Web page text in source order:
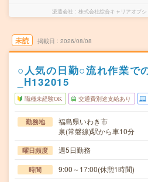
派遣会社 株式会社綜合キャリアオプ
未読 掲載日 2026/08/08
○人気の日勤○流れ作業で
_H132015
職種未経験OK 交通費別途支給あり
勤務地
福島県いわき市
泉(常磐線)駅から車10分
曜日頻度 週5日勤務
時間 9:00～17:00(休憩1時間)